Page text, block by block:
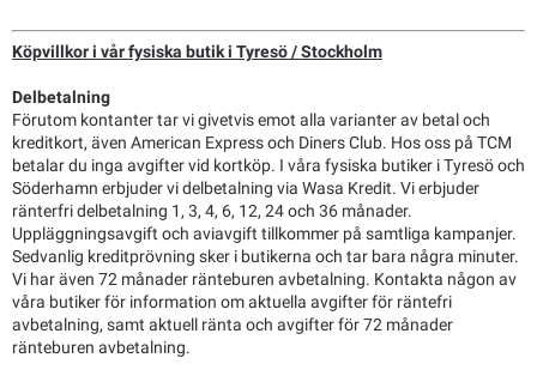
Köpvillkor i vår fysiska butik i Tyresö / Stockholm
Delbetalning
Förutom kontanter tar vi givetvis emot alla varianter av betal och
kreditkort, även American Express och Diners Club. Hos oss på TCM
betalar du inga avgifter vid kortköp. I våra fysiska butiker i Tyresö och
Söderhamn erbjuder vi delbetalning via Wasa Kredit. Vi erbjuder
ränterfri delbetalning 1, 3, 4, 6, 12, 24 och 36 månader.
Uppläggningsavgift och aviavgift tillkommer på samtliga kampanjer.
Sedvanlig kreditprövning sker i butikerna och tar bara några minuter.
Vi har även 72 månader ränteburen avbetalning. Kontakta någon av
våra butiker för information om aktuella avgifter för räntefri
avbetalning, samt aktuell ränta och avgifter för 72 månader
ränteburen avbetalning.